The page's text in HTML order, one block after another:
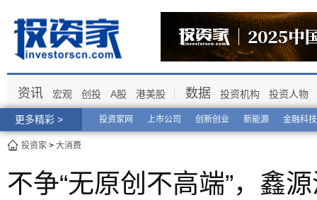
更多精彩 > 投资家网 上市公司 创新创业 新能源 金融科技
资讯 宏观 创投 A股 港美股 数据 投资机构 投资人物
投资家 > 大消费
不争“无原创不高端”，鑫